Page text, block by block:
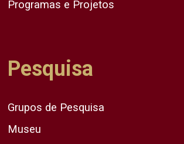
Programas e Projetos
Pesquisa
Grupos de Pesquisa
Museu